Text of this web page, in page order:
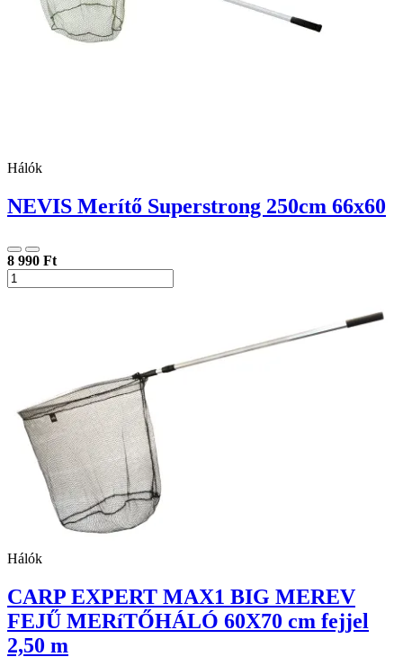
Hálók
NEVIS Merítő Superstrong 250cm 66x60
8 990 Ft
Hálók
CARP EXPERT MAX1 BIG MEREV
FEJŰ MERíTŐHÁLÓ 60X70 cm fejjel
2,50 m